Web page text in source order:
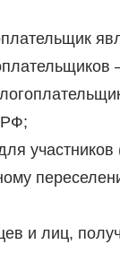
РФ;
и лиц,